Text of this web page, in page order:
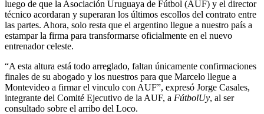
luego de que la Asociación Uruguaya de Fútbol (AUF) y el director
técnico acordaran y superaran los últimos escollos del contrato entre
las partes. Ahora, solo resta que el argentino llegue a nuestro país a
estampar la firma para transformarse oficialmente en el nuevo
entrenador celeste.
“A esta altura está todo arreglado, faltan únicamente confirmaciones
finales de su abogado y los nuestros para que Marcelo llegue a
Montevideo a firmar el vinculo con AUF”, expresó Jorge Casales,
integrante del Comité Ejecutivo de la AUF, a FútbolUy, al ser
consultado sobre el arribo del Loco.